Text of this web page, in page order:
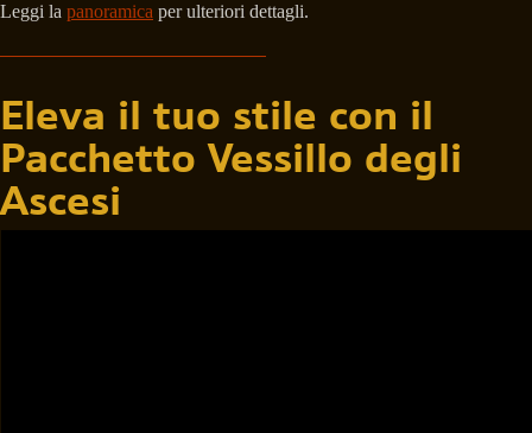
Leggi la panoramica per ulteriori dettagli.
Eleva il tuo stile con il
Pacchetto Vessillo degli
Ascesi